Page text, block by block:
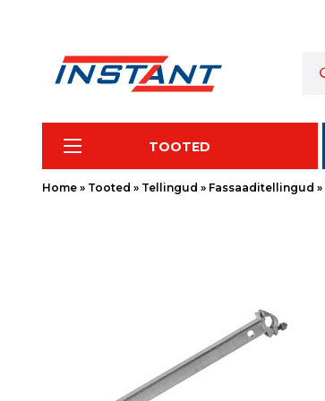
TOOTED
Home » Tooted » Tellingud » Fassaaditellingud »